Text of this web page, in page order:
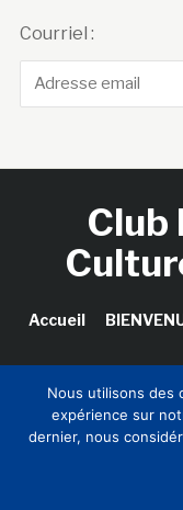
Courriel :
Club
Accueil
Copyright © 2026
Nous utilisons des
expérience sur
dernier, nous